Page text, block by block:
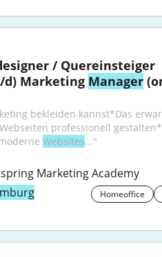
/ Quereinsteiger
d) Marketing Manager
bekleiden kannst*Das
professionell
Websites..."
Marketing Academy
Homeoffice